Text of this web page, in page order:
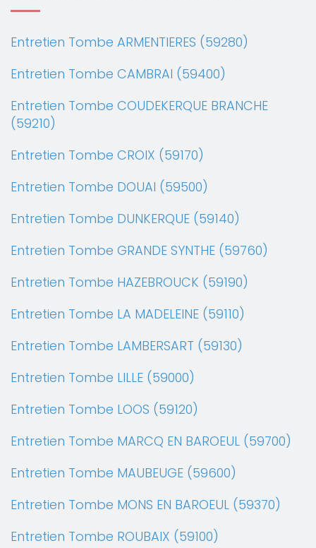
Entretien Tombe ARMENTIERES (59280)
Entretien Tombe CAMBRAI (59400)
Entretien Tombe COUDEKERQUE BRANCHE
(59210)
Entretien Tombe CROIX (59170)
Entretien Tombe DOUAI (59500)
Entretien Tombe DUNKERQUE (59140)
Entretien Tombe GRANDE SYNTHE (59760)
Entretien Tombe HAZEBROUCK (59190)
Entretien Tombe LA MADELEINE (59110)
Entretien Tombe LAMBERSART (59130)
Entretien Tombe LILLE (59000)
Entretien Tombe LOOS (59120)
Entretien Tombe MARCQ EN BAROEUL (59700)
Entretien Tombe MAUBEUGE (59600)
Entretien Tombe MONS EN BAROEUL (59370)
Entretien Tombe ROUBAIX (59100)